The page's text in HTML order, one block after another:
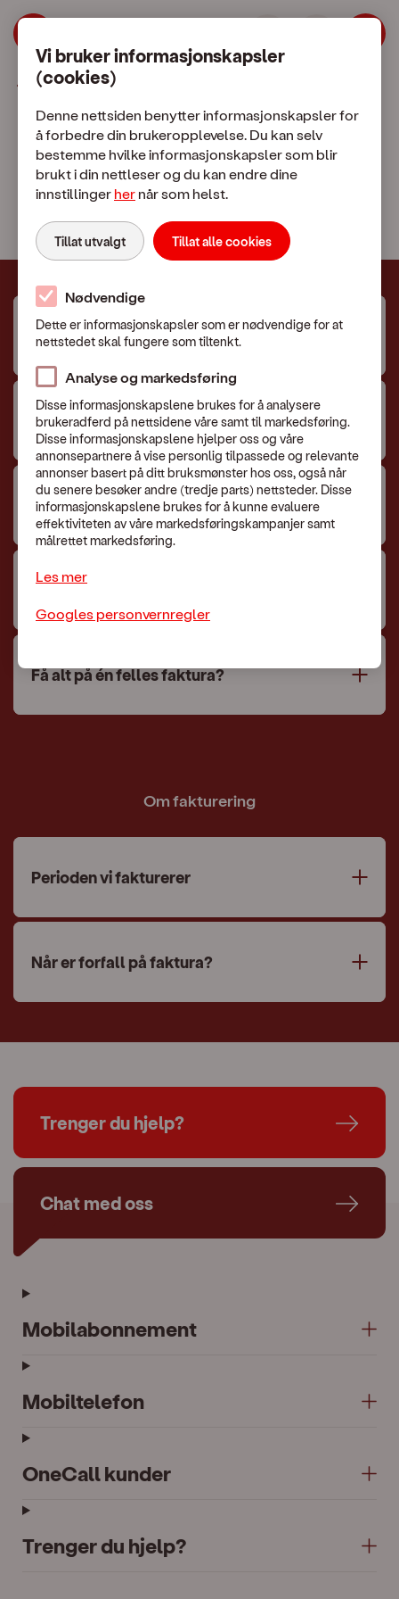
Hopp til meny
Hopp til hovedinnholdSe dine fakturaer på Mine Sider -
Kundeservice
Fakturaspørsmål
Du kan se dine fakturaer på
AvtaleGiro
eFaktura
Motta faktura på e-post eller brev?
Er fakturaen høyere enn forventet?
Få alt på én felles faktura?
Om fakturering
Perioden vi fakturerer
Når er forfall på faktura?
Trenger du hjelp?
Chat med oss
Mobilabonnement
Mobiltelefon
OneCall kunder
Trenger du hjelp?
Vi bruker informasjonskapsler
(cookies)
Denne nettsiden benytter informasjonskapsler for
å forbedre din brukeropplevelse. Du kan selv
bestemme hvilke informasjonskapsler som blir
brukt i din nettleser og du kan endre dine
innstillinger her når som helst.
Tillat utvalgt Tillat alle cookies
Nødvendige
Dette er informasjonskapsler som er nødvendige for at
nettstedet skal fungere som tiltenkt.
Analyse og markedsføring
Disse informasjonskapslene brukes for å analysere
brukeradferd på nettsidene våre samt til markedsføring.
Disse informasjonskapslene hjelper oss og våre
annonsepartnere å vise personlig tilpassede og relevante
annonser basert på ditt bruksmønster hos oss, også når
du senere besøker andre (tredje parts) nettsteder. Disse
informasjonskapslene brukes for å kunne evaluere
effektiviteten av våre markedsføringskampanjer samt
målrettet markedsføring.
Les mer
Googles personvernregler